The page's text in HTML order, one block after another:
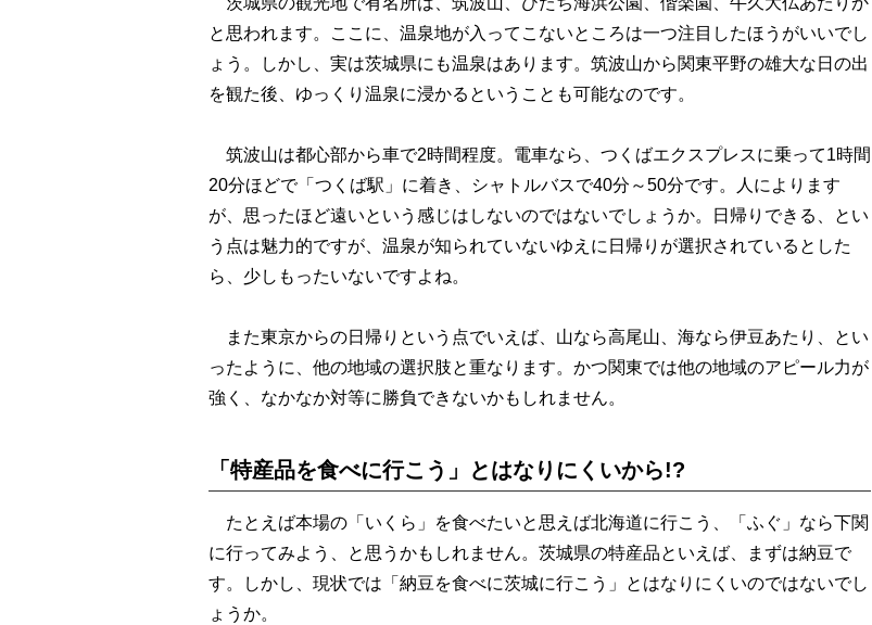
と思われます。ここに、温泉地が入ってこないところは一つ注目したほうがいいでし
ょう。しかし、実は茨城県にも温泉はあります。筑波山から関東平野の雄大な日の出
を観た後、ゆっくり温泉に浸かるということも可能なのです。
筑波山は都心部から車で2時間程度。電車なら、つくばエクスプレスに乗って1時間
20分ほどで「つくば駅」に着き、シャトルバスで40分～50分です。人によります
が、思ったほど遠いという感じはしないのではないでしょうか。日帰りできる、とい
う点は魅力的ですが、温泉が知られていないゆえに日帰りが選択されているとした
ら、少しもったいないですよね。
また東京からの日帰りという点でいえば、山なら高尾山、海なら伊豆あたり、とい
ったように、他の地域の選択肢と重なります。かつ関東では他の地域のアピール力が
強く、なかなか対等に勝負できないかもしれません。
「特産品を食べに行こう」とはなりにくいから!?
たとえば本場の「いくら」を食べたいと思えば北海道に行こう、「ふぐ」なら下関
に行ってみよう、と思うかもしれません。茨城県の特産品といえば、まずは納豆で
す。しかし、現状では「納豆を食べに茨城に行こう」とはなりにくいのではないでし
ょうか。